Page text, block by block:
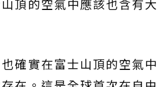
頂的空氣中應該也含有大
確實在富士山頂的空氣中